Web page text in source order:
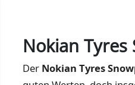
Nokian
Der Nokian Tyres